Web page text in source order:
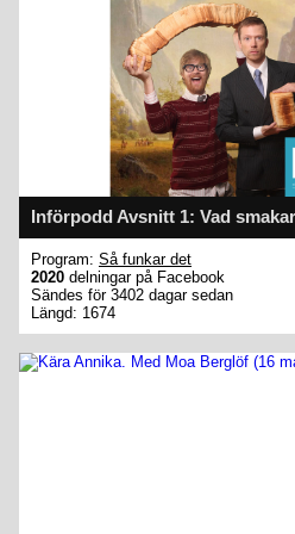
Införpodd Avsnitt 1: Vad
Program: Så funkar det
2020 delningar på Facebook
Sändes för 3402 dagar sedan
Längd: 1674